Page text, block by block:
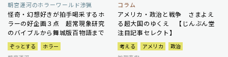
朝宮運河のホラーワールド渉猟
怪奇・幻想好きが拍手喝采するホ
ラーの好企画３点 超常現象研究
のバイブルから舞城版百物語まで
ぞっとする
ホラー
コラム
アメリカ・政治と戦争 さまよえ
る超大国のゆくえ 【じんぶん堂
注目記事セレクト】
考える アメリカ
政治